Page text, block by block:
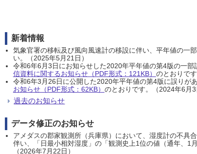
新着情報
気象官署の移転及び風向風速計の移設に伴い、平年値の一
い。（2025年5月21日）
令和6年6月3日にお知らせした2020年平年値の第4版の一
信資料に関するお知らせ（PDF形式：121KB） のとおりで
令和6年3月26日に公開した2020年平年値の第4版に誤りが
お知らせ（PDF形式：62KB） のとおりです。（2024年6月3
過去のお知らせ
データ修正のお知らせ
アメダスの郡家観測所（兵庫県）において、湿度計の不具
伴い、「日最小相対湿度」の「観測史上1位の値（通年、1
（2026年7月22日）